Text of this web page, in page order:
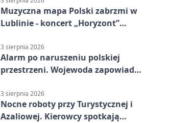
Muzyczna mapa Polski zabrzmi w
Lublinie - koncert „Horyzont”
3 sierpnia 2026
Alarm po naruszeniu polskiej
przestrzeni. Wojewoda zapowiada
3 sierpnia 2026
Nocne roboty przy Turystycznej i
Azaliowej. Kierowcy spotkają